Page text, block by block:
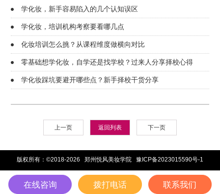
学化妆，新手容易陷入的几个认知误区
学化妆，培训机构考察要看哪几点
化妆培训怎么挑？从课程维度做横向对比
零基础想学化妆，自学还是找学校？过来人分享择校心得
学化妆踩坑要避开哪些点？新手择校干货分享
上一页 返回列表 下一页
版权所有：©2018-2026 郑州悦风美妆学院 豫ICP备2023015590号-1
在线咨询 拨打电话 联系我们